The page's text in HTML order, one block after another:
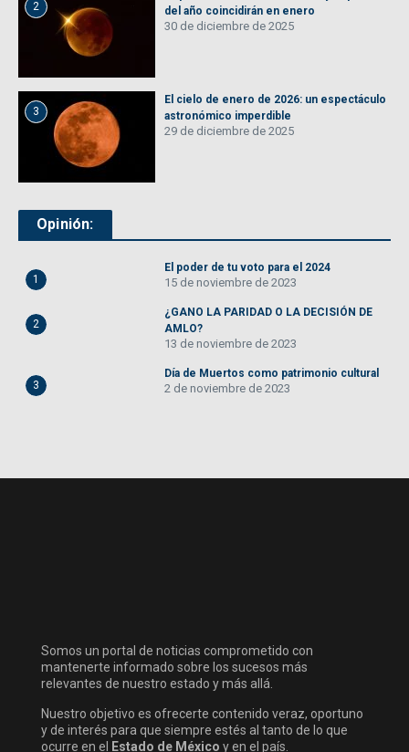
2
del año coincidirán en enero
30 de diciembre de 2025
3
El cielo de enero de 2026: un espectáculo
astronómico imperdible
29 de diciembre de 2025
Opinión:
1
El poder de tu voto para el 2024
15 de noviembre de 2023
2
¿GANO LA PARIDAD O LA DECISIÓN DE
AMLO?
13 de noviembre de 2023
3
Día de Muertos como patrimonio cultural
2 de noviembre de 2023
Somos un portal de noticias comprometido con
mantenerte informado sobre los sucesos más
relevantes de nuestro estado y más allá.
Nuestro objetivo es ofrecerte contenido veraz, oportuno
y de interés para que siempre estés al tanto de lo que
ocurre en el
Estado de México y en el país.